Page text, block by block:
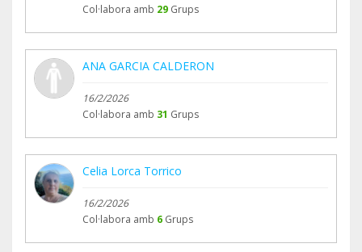
Col·labora amb 29 Grups
ANA GARCIA CALDERON
16/2/2026
Col·labora amb 31 Grups
Celia Lorca Torrico
16/2/2026
Col·labora amb 6 Grups